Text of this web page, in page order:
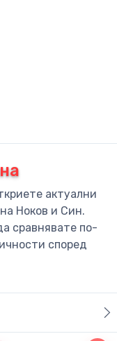
актуални
Ноков и Син.
сравнявате по-
според